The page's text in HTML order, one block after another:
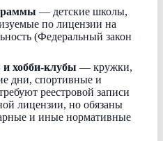
— детские школы,
по лицензии на
(Федеральный закон
хобби-клубы — кружки,
дни, спортивные и
реестровой записи
лицензии, но обязаны
и иные нормативные